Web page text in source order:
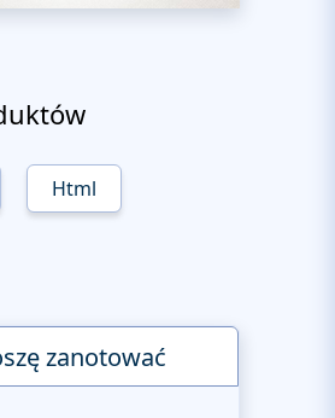
Html
zanotować